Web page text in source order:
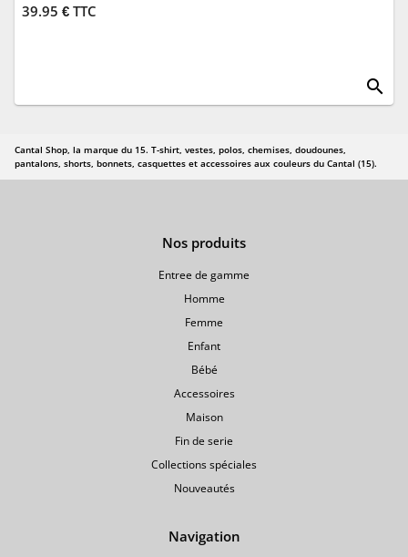
39.95 € TTC
search
Cantal Shop, la marque du 15. T-shirt, vestes, polos, chemises, doudounes,
pantalons, shorts, bonnets, casquettes et accessoires aux couleurs du Cantal (15).
Nos produits
Entree de gamme
Homme
Femme
Enfant
Bébé
Accessoires
Maison
Fin de serie
Collections spéciales
Nouveautés
Navigation